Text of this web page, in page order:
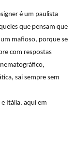
é um paulista
que pensam que
um mafioso, porque se
com respostas
sai sempre sem
Itália, aqui em